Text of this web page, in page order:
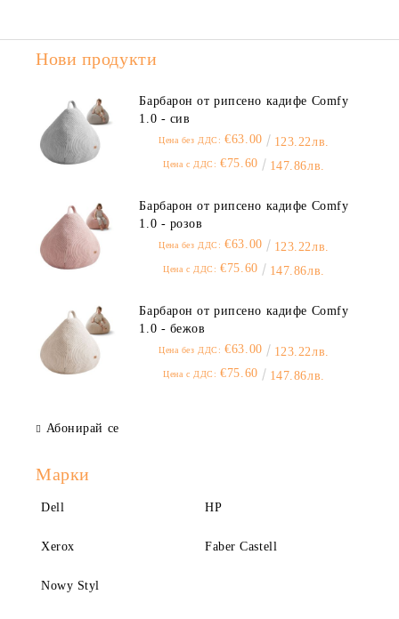
Нови продукти
Барбарон от рипсено кадифе Comfy
1.0 - сив
Цена без ДДС: €63.00 123.22лв.
Цена с ДДС: €75.60 147.86лв.
Барбарон от рипсено кадифе Comfy
1.0 - розов
Цена без ДДС: €63.00 123.22лв.
Цена с ДДС: €75.60 147.86лв.
Барбарон от рипсено кадифе Comfy
1.0 - бежов
Цена без ДДС: €63.00 123.22лв.
Цена с ДДС: €75.60 147.86лв.
Абонирай се
Марки
Dell HP
Xerox Faber Castell
Nowy Styl